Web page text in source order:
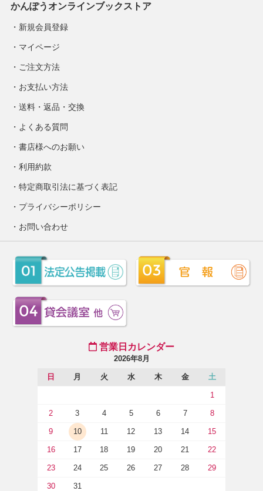
かんぽうオンラインブックストア
新規会員登録
マイページ
ご注文方法
お支払い方法
送料・返品・交換
よくある質問
書店様へのお願い
利用約款
特定商取引法に基づく表記
プライバシーポリシー
お問い合わせ
営業日カレンダー
2026年8月
日 月 火 水 木 金 土
1
2 3 4 5 6 7 8
9 10 11 12 13 14 15
16 17 18 19 20 21 22
23 24 25 26 27 28 29
30 31